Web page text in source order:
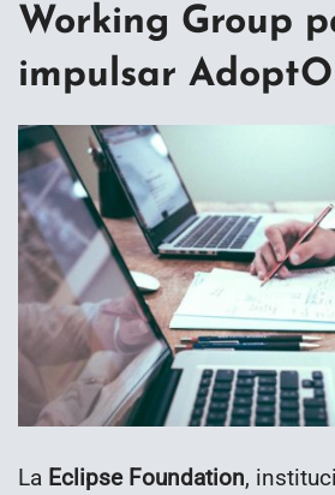
Working Group
impulsar
La Eclipse Foundation,